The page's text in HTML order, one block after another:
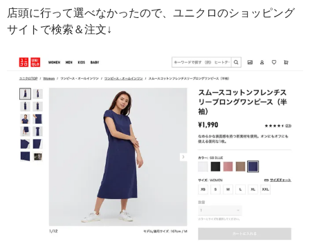
店頭に行って選べなかったので、ユニクロのショッピング
サイトで検索＆注文↓